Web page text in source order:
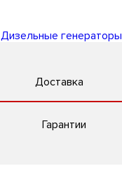
Дизельные генераторы
Доставка
Гарантии